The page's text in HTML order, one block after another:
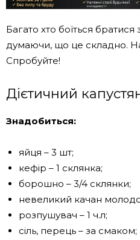
Багато хто боїться
думаючи, що це складно.
Спробуйте!
Дієтичний
Знадобиться:
яйця – 3 шт;
кефір – 1 склянка;
борошно – 3/4 склянки;
невеликий качан
розпушувач – 1 ч.л;
сіль, перець – за смаком;